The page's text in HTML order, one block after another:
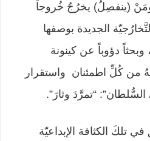
(ينفصِلُ) يخرُجُ خُروجاً
الجديدة بوصفها
وبحثاً دؤوباً عن كينونة
من كُلِّ اطمئنان واستقرار
“تمرَّدَ وثارَ”.
تلكَ الكثافة الإبداعيّة